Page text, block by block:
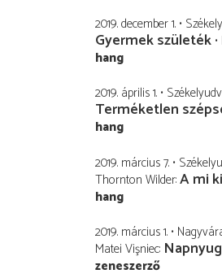
2019. december 1.
Gyermek születék
hang
2019. április 1.
Terméketlen
hang
2019. március 7.
Thornton Wilder A mi
hang
2019. március 1.
Matei Vişniec
zeneszerző